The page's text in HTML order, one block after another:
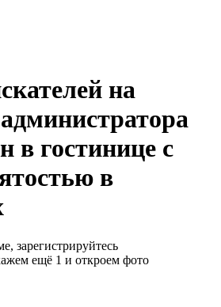
на
в гостинице с
в
зарегистрируйтесь
ещё 1 и откроем фото